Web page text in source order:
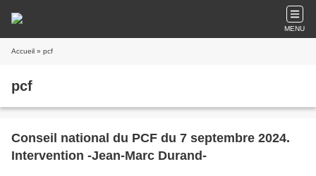
MENU
Accueil » pcf
pcf
Conseil national du PCF du 7 septembre 2024.
Intervention -Jean-Marc Durand-